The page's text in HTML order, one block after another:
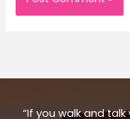
“If you walk and